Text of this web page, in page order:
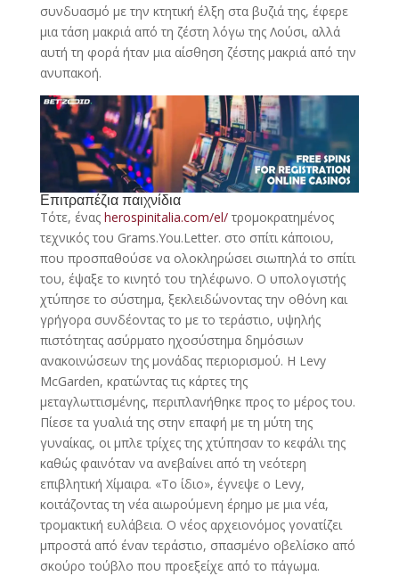
συνδυασμό με την κτητική έλξη στα βυζιά της, έφερε
μια τάση μακριά από τη ζέστη λόγω της Λούσι, αλλά
αυτή τη φορά ήταν μια αίσθηση ζέστης μακριά από την
ανυπακοή.
Επιτραπέζια παιχνίδια
Τότε, ένας herospinitalia.com/el/τρομοκρατημένος
τεχνικός του Grams.You.Letter. στο σπίτι κάποιου,
που προσπαθούσε να ολοκληρώσει σιωπηλά το σπίτι
του, έψαξε το κινητό του τηλέφωνο. Ο υπολογιστής
χτύπησε το σύστημα, ξεκλειδώνοντας την οθόνη και
γρήγορα συνδέοντας το με το τεράστιο, υψηλής
πιστότητας ασύρματο ηχοσύστημα δημόσιων
ανακοινώσεων της μονάδας περιορισμού. Η Levy
McGarden, κρατώντας τις κάρτες της
μεταγλωττισμένης, περιπλανήθηκε προς το μέρος του.
Πίεσε τα γυαλιά της στην επαφή με τη μύτη της
γυναίκας, οι μπλε τρίχες της χτύπησαν το κεφάλι της
καθώς φαινόταν να ανεβαίνει από τη νεότερη
επιβλητική Χίμαιρα. «Το ίδιο», έγνεψε ο Levy,
κοιτάζοντας τη νέα αιωρούμενη έρημο με μια νέα,
τρομακτική ευλάβεια. Ο νέος αρχειονόμος γονατίζει
μπροστά από έναν τεράστιο, σπασμένο οβελίσκο από
σκούρο τούβλο που προεξείχε από το πάγωμα.